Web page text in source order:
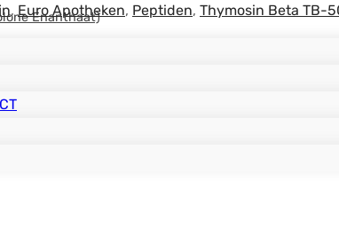
Enanthaat)
,Euro Apotheken, Peptiden, Thymosin Beta TB-